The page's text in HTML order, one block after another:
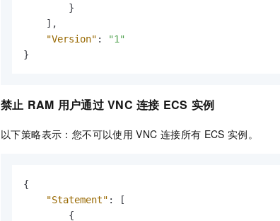
}
] ,
"Version" :
"1"
}
禁止 RAM 用户通过 VNC 连接 ECS 实例
以下策略表示：您不可以使用 VNC 连接所有 ECS 实例。
{
"Statement" :
[
{